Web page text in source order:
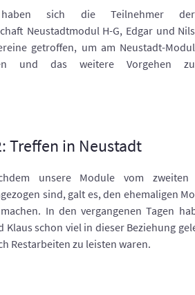
sich die Teilnehmer der
Neustadtmodul H-G, Edgar und Nils
getroffen, um am Neustadt-Modul
und das weitere Vorgehen zu
Treffen in Neustadt
unsere Module vom
sind, galt es, den ehemaligen
In den vergangenen Tagen
Klaus schon viel in dieser Beziehung
Restarbeiten zu leisten waren.